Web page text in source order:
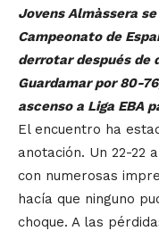
Jovens Almàssera
Campeonato de
derrotar después de
Guardamar por 80-
ascenso a Liga EBA
El encuentro ha
anotación. Un 22-22
con numerosas
hacía que ninguno
choque. A las